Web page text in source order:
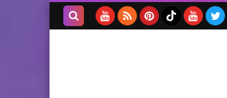
على وحدة الدم والمسار